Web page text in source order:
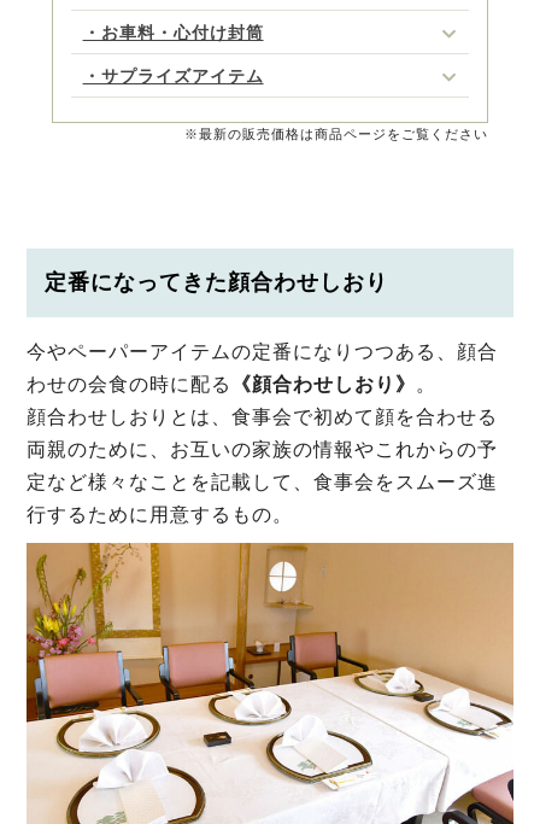
・お車料・心付け封筒
・サプライズアイテム
※最新の販売価格は商品ページをご覧ください
定番になってきた顔合わせしおり
今やペーパーアイテムの定番になりつつある、顔合
わせの会食の時に配る
《顔合わせしおり》 。
顔合わせしおりとは、食事会で初めて顔を合わせる
両親のために、お互いの家族の情報やこれからの予
定など様々なことを記載して、食事会をスムーズ進
行するために用意するもの。